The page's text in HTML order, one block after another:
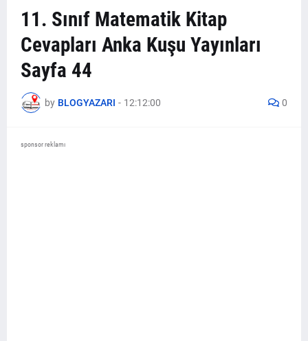
11. Sınıf Matematik Kitap
Cevapları Anka Kuşu Yayınları
Sayfa 44
by BLOGYAZARI - 12:12:00 0
sponsor reklamı